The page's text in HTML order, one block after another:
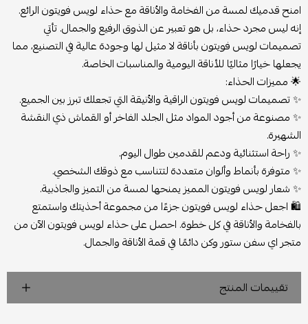
امنح قدميك لمسة من الفخامة والأناقة مع حذاء لويس فويتون الرائع.
إنه ليس مجرد حذاء، بل هو تعبير عن الذوق الرفيع والجمال. تأتي
تصميمات لويس فويتون بأناقة لا مثيل لها وجودة عالية في التصنيع، مما
يجعلها خيارًا مثاليًا للأناقة اليومية والمناسبات الخاصة.
🌟مميزات الحذاء:
✨ تصميمات لويس فويتون الراقية والأنيقة التي تجعلك تبرز بين الجميع.
✨ مصنوعة من أجود المواد مثل الجلد الفاخر أو القماش ذي النقشة
الشهيرة.
✨ راحة استثنائية ودعم للقدمين طوال اليوم.
✨ متوفرة بأنماط وألوان متعددة لتتناسب مع ذوقك الشخصي.
✨ شعار لويس فويتون المميز يمنحها لمسة من التميز والجاذبية.
🛍️اجعل حذاء لويس فويتون جزءًا من مجموعة أحذيتك واستمتع
بالفخامة والأناقة في كل خطوة. احصل على حذاء لويس فويتون الآن من
متجر اي سفن ستور وكن دائمًا في قمة الأناقة والجمال.
تقييمات المنتج